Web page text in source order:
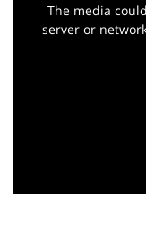
The media
server or